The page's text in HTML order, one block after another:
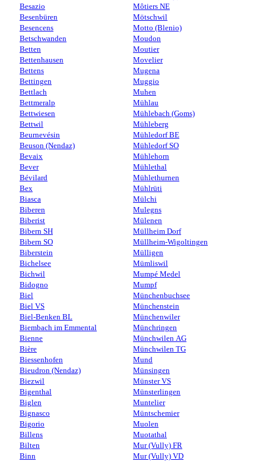
Besazio
Besenbüren
Besencens
Betschwanden
Betten
Bettenhausen
Bettens
Bettingen
Bettlach
Bettmeralp
Bettwiesen
Bettwil
Beurnevésin
Beuson (Nendaz)
Bevaix
Bever
Bévilard
Bex
Biasca
Biberen
Biberist
Bibern SH
Bibern SO
Biberstein
Bichelsee
Bichwil
Bidogno
Biel
Biel VS
Biel-Benken BL
Biembach im Emmental
Bienne
Bière
Biessenhofen
Bieudron (Nendaz)
Biezwil
Bigenthal
Biglen
Bignasco
Bigorio
Billens
Bilten
Binn
Môtiers NE
Mötschwil
Motto (Blenio)
Moudon
Moutier
Movelier
Mugena
Muggio
Muhen
Mühlau
Mühlebach (Goms)
Mühleberg
Mühledorf BE
Mühledorf SO
Mühlehorn
Mühlethal
Mühlethurnen
Mühlrüti
Mülchi
Mulegns
Mülenen
Müllheim Dorf
Müllheim-Wigoltingen
Mülligen
Mümliswil
Mumpé Medel
Mumpf
Münchenbuchsee
Münchenstein
Münchenwiler
Münchringen
Münchwilen AG
Münchwilen TG
Mund
Münsingen
Münster VS
Münsterlingen
Muntelier
Müntschemier
Muolen
Muotathal
Mur (Vully) FR
Mur (Vully) VD